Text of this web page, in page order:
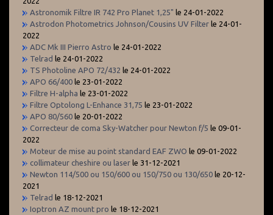
Astronomik Filtre IR 742 Pro Planet 1,25" le 24-01-2022
Astrodon Photometrics Johnson/Cousins UV Filter le 24-01-
2022
ADC Mk III Pierro Astro le 24-01-2022
Telrad le 24-01-2022
TS Photoline APO 72/432 le 24-01-2022
APO 66/400 le 23-01-2022
Filtre H-alpha le 23-01-2022
Filtre Optolong L-Enhance 31,75 le 23-01-2022
APO 80/560 le 20-01-2022
Correcteur de coma Sky-Watcher pour Newton f/5 le 09-01-
2022
Moteur de mise au point standard EAF ZWO le 09-01-2022
collimateur cheshire ou laser le 31-12-2021
Newton 114/500 ou 150/600 ou 150/750 ou 130/650 le 20-12-
2021
Telrad le 18-12-2021
Ioptron AZ mount pro le 18-12-2021